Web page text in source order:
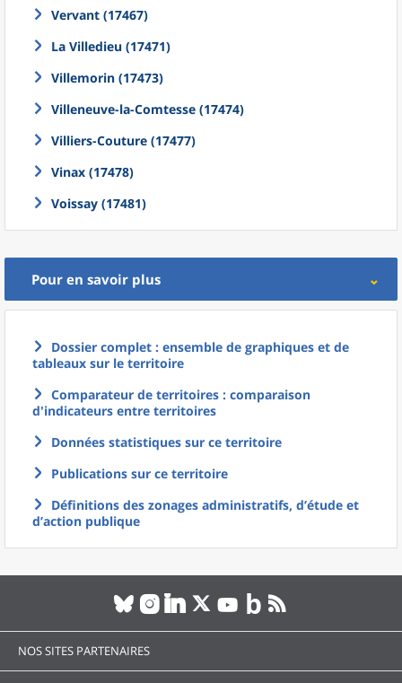
Vervant (17467)
La Villedieu (17471)
Villemorin (17473)
Villeneuve-la-Comtesse (17474)
Villiers-Couture (17477)
Vinax (17478)
Voissay (17481)
Pour en savoir plus
Dossier complet : ensemble de graphiques et de
tableaux sur le territoire
Comparateur de territoires : comparaison
d'indicateurs entre territoires
Données statistiques sur ce territoire
Publications sur ce territoire
Définitions des zonages administratifs, d’étude et
d’action publique
NOS SITES PARTENAIRES